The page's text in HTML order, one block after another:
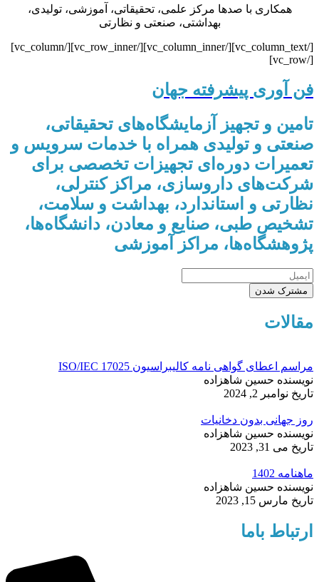
همکاری با صدها مرکز علمی، تحقیقاتی، آموزشی، تولیدی،
بهداشتی، صنعتی و نظارتی
[/vc_column_text][/vc_column_inner][/vc_row_inner][/vc_column]
[/vc_row]
فن آوری پیشرفته جهان
تامین و تجهیز آزمایشگاه‌های تحقیقاتی،
صنعتی و تولیدی همراه با خدمات سرویس و
تعمیرات دوره‌ای تجهیزات تخصصی برای
شرکت‌های داروسازی، مراکز کنترلی،
نظارتی و استاندارد، بهداشت و سلامت،
تشخیص طبی، صنایع و معادن، دانشگاه‌ها،
پژوهشگاه‌ها، مراکز آموزشی
مشترک شدن
مقالات
مراسم اعطای گواهی نامه کالیبراسیون ISO/IEC 17025
نویسنده حسین شاهزاده
تاریخ نوامبر 2, 2024
روز جهانی بدون دخانیات
نویسنده حسین شاهزاده
تاریخ می 31, 2023
ماهنامه 1402
نویسنده حسین شاهزاده
تاریخ مارس 15, 2023
ارتباط باما